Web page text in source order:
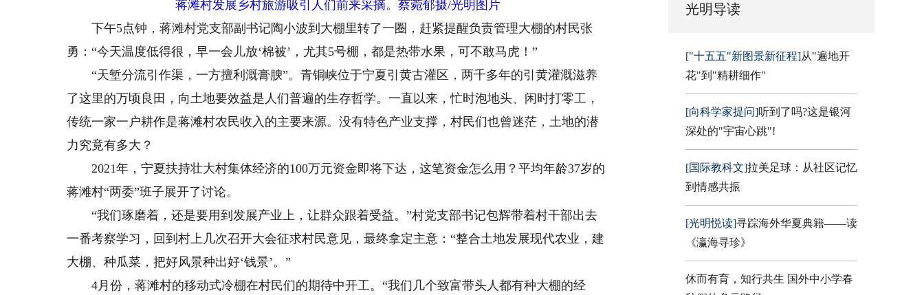
蒋滩村发展乡村旅游吸引人们前来采摘。蔡菀郁摄/光明图片
下午5点钟，蒋滩村党支部副书记陶小波到大棚里转了一圈，赶紧提醒负责管理大棚的村民张
勇：“今天温度低得很，早一会儿放‘棉被’，尤其5号棚，都是热带水果，可不敢马虎！”
“天堑分流引作渠，一方擅利溉膏腴”。青铜峡位于宁夏引黄古灌区，两千多年的引黄灌溉滋养
了这里的万顷良田，向土地要效益是人们普遍的生存哲学。一直以来，忙时泡地头、闲时打零工，
传统一家一户耕作是蒋滩村农民收入的主要来源。没有特色产业支撑，村民们也曾迷茫，土地的潜
力究竟有多大？
2021年，宁夏扶持壮大村集体经济的100万元资金即将下达，这笔资金怎么用？平均年龄37岁的
蒋滩村“两委”班子展开了讨论。
“我们琢磨着，还是要用到发展产业上，让群众跟着受益。”村党支部书记包辉带着村干部出去
一番考察学习，回到村上几次召开大会征求村民意见，最终拿定主意：“整合土地发展现代农业，建
大棚、种瓜菜，把好风景种出好‘钱景’。”
4月份，蒋滩村的移动式冷棚在村民们的期待中开工。“我们几个致富带头人都有种大棚的经
光明导读
["十五五"新图景新征程]从"遍地开
花"到"精耕细作"
[向科学家提问]听到了吗?这是银河
深处的"宇宙心跳"!
[国际教科文]拉美足球：从社区记忆
到情感共振
[光明悦读]寻踪海外华夏典籍——读
《瀛海寻珍》
休而有育，知行共生 国外中小学春